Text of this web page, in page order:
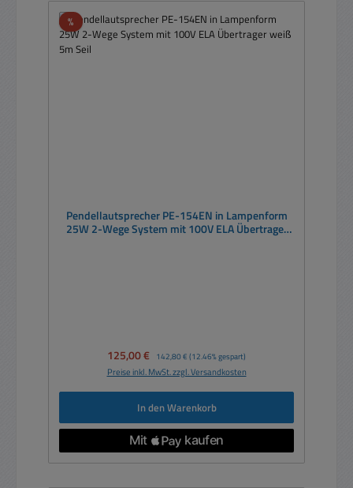
%Rabatt
Pendellautsprecher PE-154EN in Lampenform
25W 2-Wege System mit 100V ELA Übertrager
Verkaufspreis:
125,00 € Regulärer Preis:
142,80 € (12.46% gespart)
Preise inkl. MwSt. zzgl. Versandkosten
In den Warenkorb